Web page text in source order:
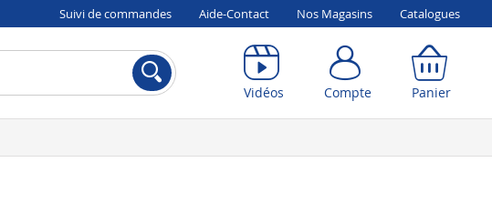
Suivi de commandes Aide-Contact Nos Magasins Catalogues
Vidéos Compte Panier
Compte Panier